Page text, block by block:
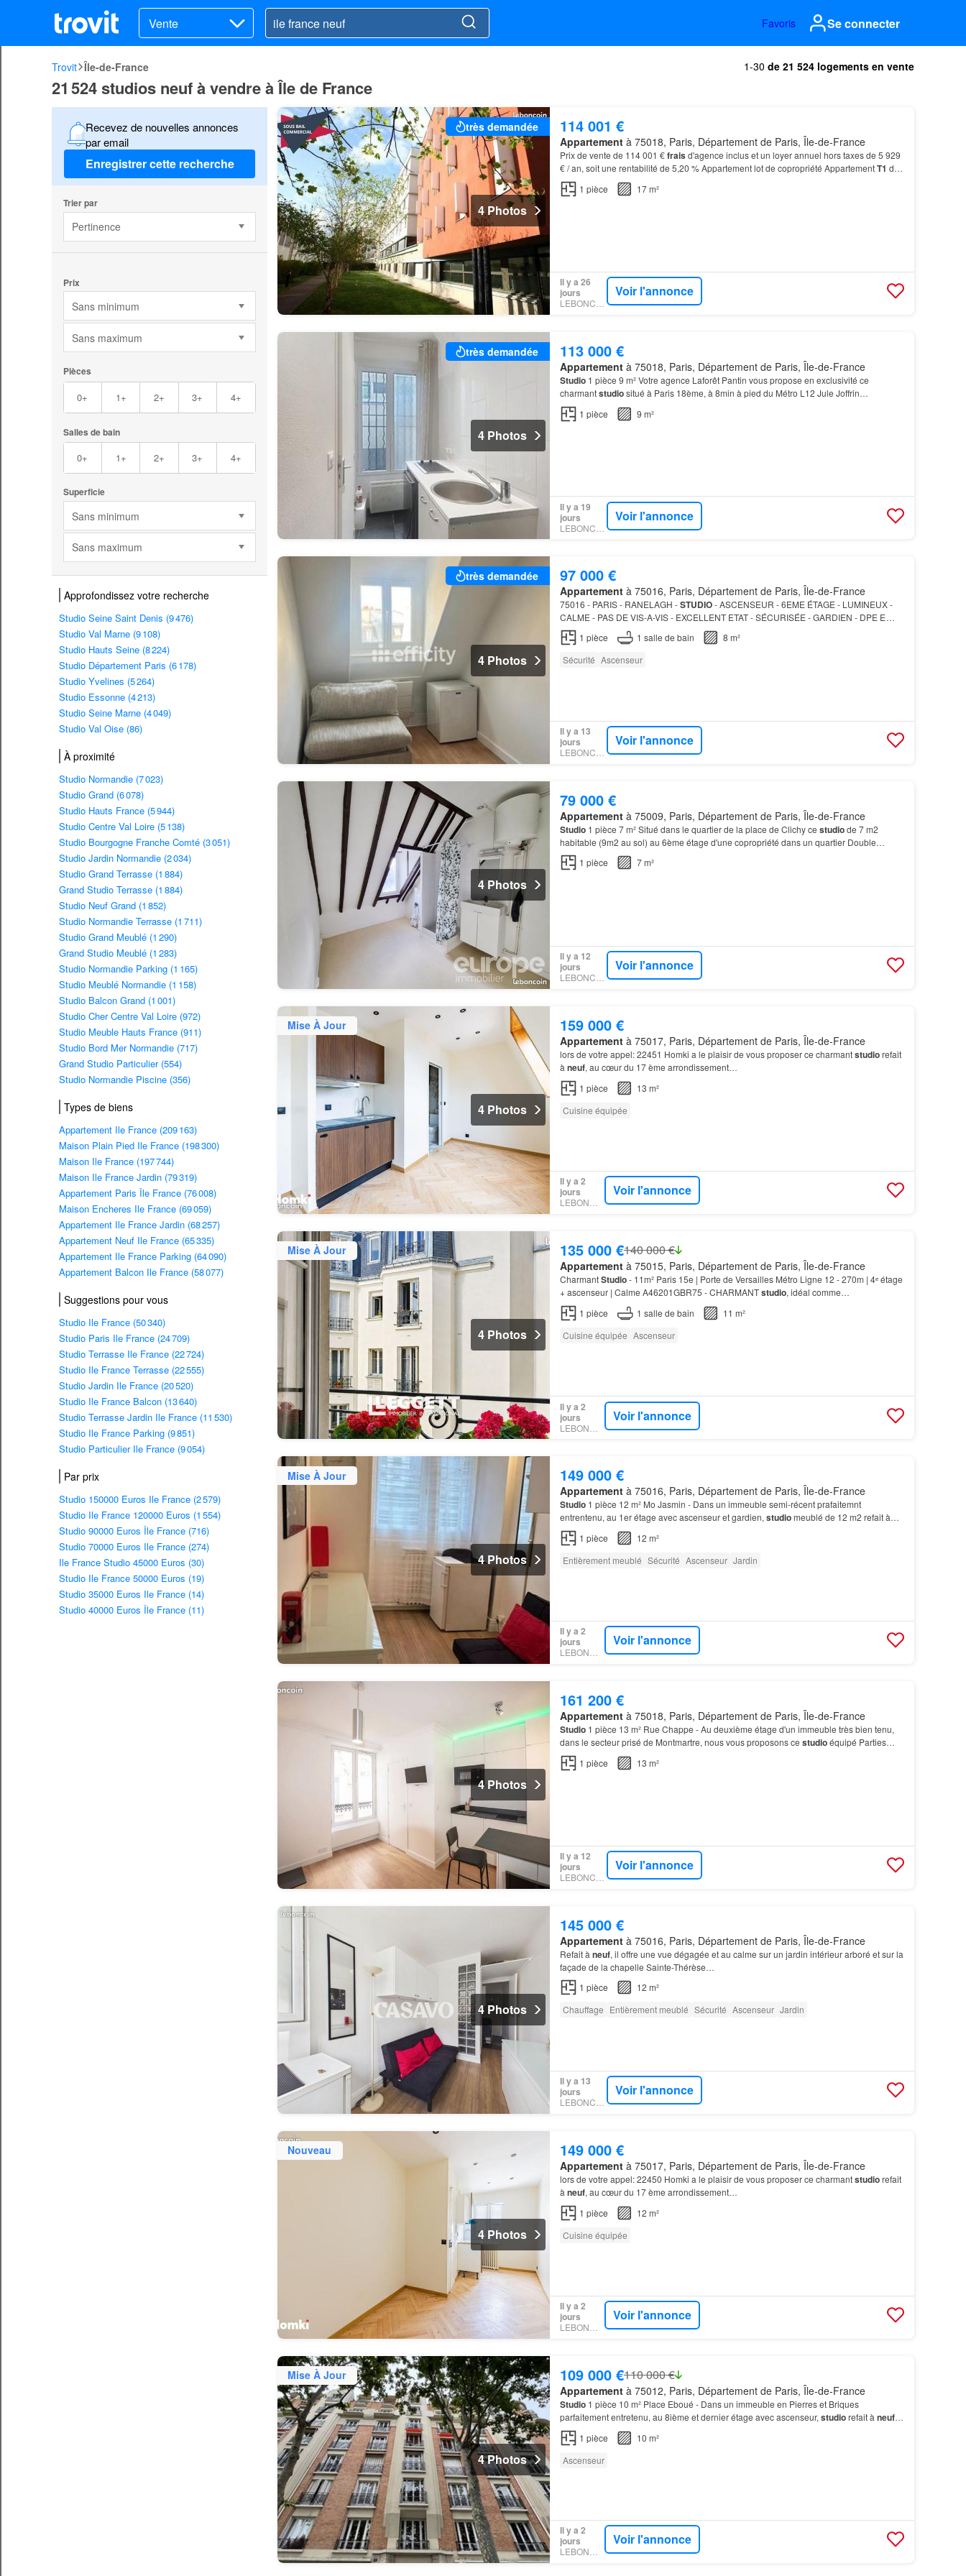
Vente Favoris Se connecter
Trovit Île-de-France 1-30 de 21 524 logements en vente
21 524 studios neuf à vendre à Île de France
Recevez de nouvelles annonces
par email
Enregistrer cette recherche
Trier par
Pertinence
Prix
Sans minimum
Sans maximum
Pièces
0+ 1+ 2+ 3+ 4+
Salles de bain
0+ 1+ 2+ 3+ 4+
Superficie
Sans minimum
Sans maximum
Approfondissez votre recherche
Studio Seine Saint Denis (9 476)
Studio Val Marne (9 108)
Studio Hauts Seine (8 224)
Studio Département Paris (6 178)
Studio Yvelines (5 264)
Studio Essonne (4 213)
Studio Seine Marne (4 049)
Studio Val Oise (86)
À proximité
Studio Normandie (7 023)
Studio Grand (6 078)
Studio Hauts France (5 944)
Studio Centre Val Loire (5 138)
Studio Bourgogne Franche Comté (3 051)
Studio Jardin Normandie (2 034)
Studio Grand Terrasse (1 884)
Grand Studio Terrasse (1 884)
Studio Neuf Grand (1 852)
Studio Normandie Terrasse (1 711)
Studio Grand Meublé (1 290)
Grand Studio Meublé (1 283)
Studio Normandie Parking (1 165)
Studio Meublé Normandie (1 158)
Studio Balcon Grand (1 001)
Studio Cher Centre Val Loire (972)
Studio Meuble Hauts France (911)
Studio Bord Mer Normandie (717)
Grand Studio Particulier (554)
Studio Normandie Piscine (356)
Types de biens
Appartement Ile France (209 163)
Maison Plain Pied Ile France (198 300)
Maison Ile France (197 744)
Maison Ile France Jardin (79 319)
Appartement Paris Île France (76 008)
Maison Encheres Ile France (69 059)
Appartement Ile France Jardin (68 257)
Appartement Neuf Ile France (65 335)
Appartement Ile France Parking (64 090)
Appartement Balcon Ile France (58 077)
Suggestions pour vous
Studio Ile France (50 340)
Studio Paris Ile France (24 709)
Studio Terrasse Ile France (22 724)
Studio Ile France Terrasse (22 555)
Studio Jardin Ile France (20 520)
Studio Ile France Balcon (13 640)
Studio Terrasse Jardin Ile France (11 530)
Studio Ile France Parking (9 851)
Studio Particulier Ile France (9 054)
Par prix
Studio 150000 Euros Ile France (2 579)
Studio Ile France 120000 Euros (1 554)
Studio 90000 Euros Île France (716)
Studio 70000 Euros Ile France (274)
Ile France Studio 45000 Euros (30)
Studio Ile France 50000 Euros (19)
Studio 35000 Euros Ile France (14)
Studio 40000 Euros Île France (11)
très demandée
4 Photos
114 001 €
Appartementà 75018, Paris, Département de Paris, Île-de-France
Prix de vente de 114 001 €frais d'agence inclus et un loyer annuel hors taxes de 5 929
€ / an, soit une rentabilité de 5,20 % Appartement lot de copropriété AppartementT1 de
m²…
1 pièce 17 m²
Il y a 26
jours
LEBONCOIN
Voir l'annonce
très demandée
4 Photos
113 000 €
Appartementà 75018, Paris, Département de Paris, Île-de-France
Studio1 pièce 9 m² Votre agence Laforêt Pantin vous propose en exclusivité ce
charmantstudiositué à Paris 18ème, à 8min à pied du Métro L12 Jule Joffrin
Entièrement refait à
1 pièce 9 m²
Il y a 19
jours
Voir l'annonce
très demandée
4 Photos
97 000 €
Appartementà 75016, Paris, Département de Paris, Île-de-France
75016 - PARIS - RANELAGH -STUDIO- ASCENSEUR - 6EME ÉTAGE - LUMINEUX -
CALME - PAS DE VIS-A-VIS - EXCELLENT ETAT - SÉCURISÉE - GARDIEN - DPE E
ATOUTS Le en excellent état refait à neuf
1 pièce 1 salle de bain
8 m²
Sécurité Ascenseur
Il y a 13
jours
Voir l'annonce
4 Photos
79 000 €
Appartementà 75009, Paris, Département de Paris, Île-de-France
Studio1 pièce 7 m² Situé dans le quartier de la place de Clichy ce studiode 7 m2
habitable (9m2 au sol) au 6ème étage d'une copropriété dans un quartier Double
vitrage, sèche serviettes
1 pièce 7 m²
Il y a 12
jours
Voir l'annonce
Mise À Jour
4 Photos
159 000 €
Appartementà 75017, Paris, Département de Paris, Île-de-France
lors de votre appel: 22451 Homki a le plaisir de vous proposer ce charmantstudiorefait
à neuf, au cœur du 17 ème arrondissement…
1 pièce
13 m²
Cuisine équipée
Il y a 2
jours
Voir l'annonce
Mise À Jour
4 Photos
135 000 €140 000 €
Appartementà 75015, Paris, Département de Paris, Île-de-France
CharmantStudio- 11m² Paris 15e | Porte de Versailles Métro Ligne 12 - 270m | 4ᵉ étage
+ ascenseur | Calme A46201GBR75 - CHARMANTstudio, idéal comme
AGRÉABLEMENT
pendant les fortes chaleurs estivales du à son expositi…
1 pièce 1 salle de bain
11 m²
Cuisine équipée Ascenseur
Il y a 2
jours
Voir l'annonce
Mise À Jour
4 Photos
149 000 €
Appartementà 75016, Paris, Département de Paris, Île-de-France
Studio1 pièce 12 m² Mo Jasmin - Dans un immeuble semi-récent prafaitemnt
entrentenu, au 1er étage avec ascenseur et gardien, studiomeublé de 12 m2 refait à
neuf , donnant sur jardin intérieur bien entretenu et comprenant: un…
1 pièce
12 m²
Entièrement meublé Sécurité Ascenseur Jardin
Il y a 2
jours
Voir l'annonce
4 Photos
161 200 €
Appartementà 75018, Paris, Département de Paris, Île-de-France
Studio1 pièce 13 m² Rue Chappe - Au deuxième étage d'un immeuble très bien tenu,
dans le secteur prisé de Montmartre, nous vous proposons ce studioéquipé Parties
communes NEUVES, ravalement voté (donc sans
1 pièce 13 m²
Il y a 12
jours
Voir l'annonce
4 Photos
145 000 €
Appartementà 75016, Paris, Département de Paris, Île-de-France
Refait à neuf, il offre une vue dégagée et au calme sur un jardin intérieur arboré et sur la
façade de la chapelle Sainte-Thérèse…
1 pièce
12 m²
Chauffage Entièrement meublé Sécurité Ascenseur Jardin
Il y a 13
jours
Voir l'annonce
Nouveau
4 Photos
149 000 €
Appartementà 75017, Paris, Département de Paris, Île-de-France
lors de votre appel: 22450 Homki a le plaisir de vous proposer ce charmantstudiorefait
à neuf, au cœur du 17 ème arrondissement…
1 pièce
12 m²
Cuisine équipée
Il y a 2
jours
Voir l'annonce
Mise À Jour
4 Photos
109 000 €110 000 €
Appartementà 75012, Paris, Département de Paris, Île-de-France
Studio1 pièce 10 m² Place Eboué - Dans un immeuble en Pierres et Briques
parfaitement entretenu, au 8ième et dernier étage avec ascenseur, studiorefait à neuf
de 9.34m2 LC (10m2 au sol) avec une vue totalement dégagée.…
1 pièce
10 m²
Ascenseur
Il y a 2
jours
Voir l'annonce